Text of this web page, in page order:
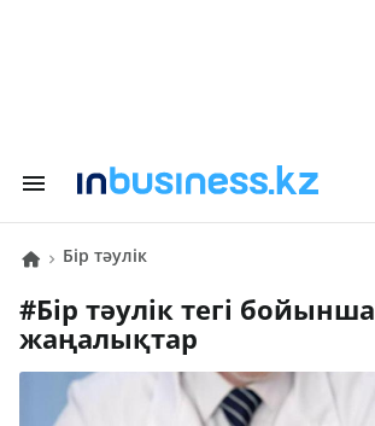
бір тәулік
# бір тәулік тегі бойынша
жаңалықтар